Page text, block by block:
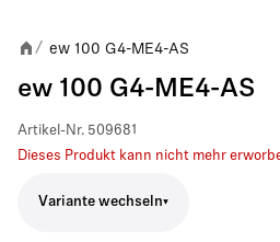
/ ew 100 G4-ME4-AS
ew 100 G4-ME4-AS
Artikel-Nr. 509681
Dieses Produkt kann nicht mehr
Variante wechseln